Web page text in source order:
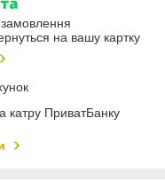
на вашу картку
катру ПриватБанку